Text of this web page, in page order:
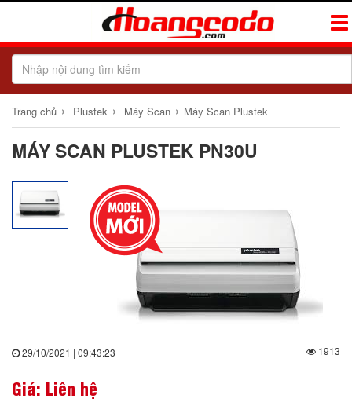
Trang chủ › Plustek › Máy Scan › Máy Scan Plustek
MÁY SCAN PLUSTEK PN30U
29/10/2021 | 09:43:23 1913
Giá: Liên hệ